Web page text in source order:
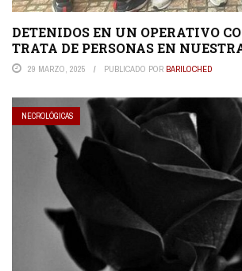
DETENIDOS EN UN OPERATIVO
TRATA DE PERSONAS EN
29 MARZO, 2025 PUBLICADO POR BARILOCHED
NECROLÓGICAS